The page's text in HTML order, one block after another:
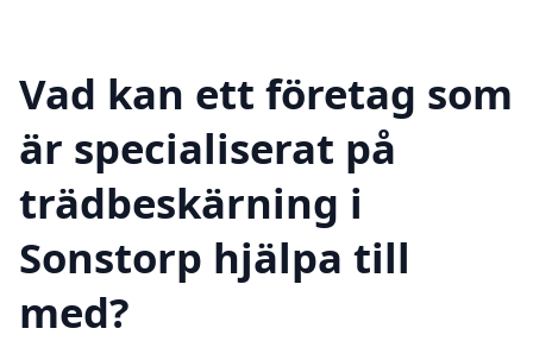
Vad kan ett företag som
är specialiserat på
trädbeskärning i
Sonstorp hjälpa till
med?